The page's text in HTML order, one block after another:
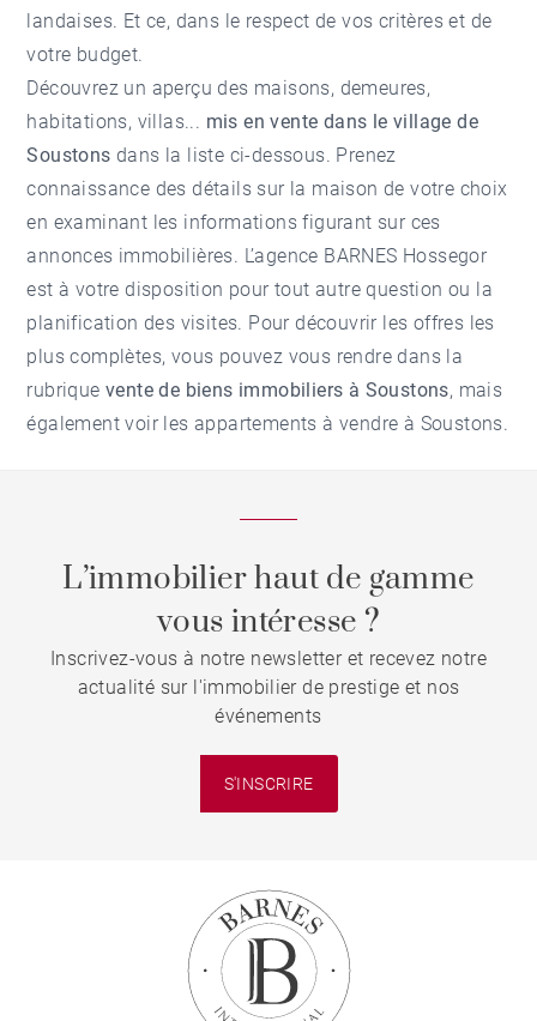
landaises. Et ce, dans le respect de vos critères et de
votre budget.
Découvrez un aperçu des maisons, demeures,
habitations, villas... mis en vente dans le village de
Soustons dans la liste ci-dessous. Prenez
connaissance des détails sur la maison de votre choix
en examinant les informations figurant sur ces
annonces immobilières. L’agence BARNES Hossegor
est à votre disposition pour tout autre question ou la
planification des visites. Pour découvrir les offres les
plus complètes, vous pouvez vous rendre dans la
rubriquevente de biens immobiliers à Soustons, mais
également voir lesappartements à vendre à Soustons.
L’immobilier haut de gamme
vous intéresse ?
Inscrivez-vous à notre newsletter et recevez notre
actualité sur l'immobilier de prestige et nos
événements
S'INSCRIRE